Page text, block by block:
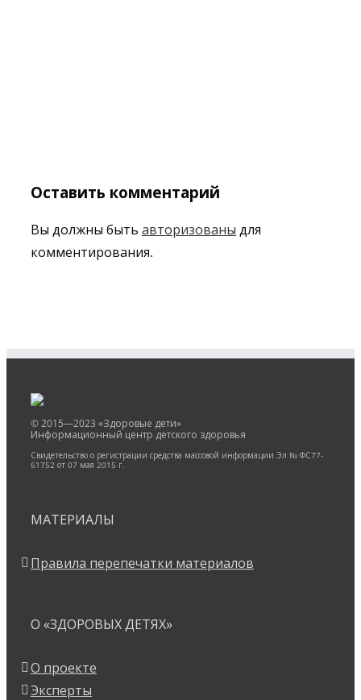
Оставить комментарий
Вы должны быть авторизованы для
комментирования.
© 2015—2023 «Здоровые дети»
Информационный центр детского здоровья
Свидетельство о регистрации средства массовой информации Эл № ФС77-
61752 от 07 мая 2015 г.
МАТЕРИАЛЫ
Правила перепечатки материалов
О «ЗДОРОВЫХ ДЕТЯХ»
О проекте
Эксперты